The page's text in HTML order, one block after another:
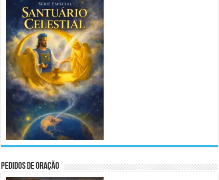
Pedidos de Oração